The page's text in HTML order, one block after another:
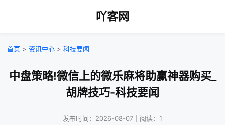
吖客网
首页 > 资讯中心 > 科技要闻
中盘策略!微信上的微乐麻将助赢神器购买_
胡牌技巧-科技要闻
发布时间：2026-08-07｜阅读：1